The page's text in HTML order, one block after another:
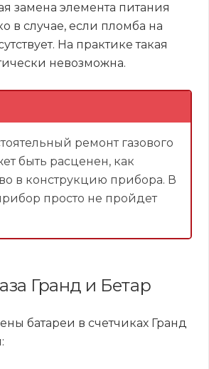
замена элемента питания
в случае, если пломба на
На практике такая
невозможна.
ремонт газового
быть расценен, как
в конструкцию прибора. В
просто не пройдет
Гранд и Бетар
батареи в счетчиках Гранд